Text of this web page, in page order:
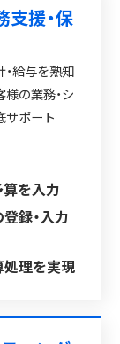
支援・保
給与を熟知
の業務・シ
サポート
を入力
録・入力
理を実現